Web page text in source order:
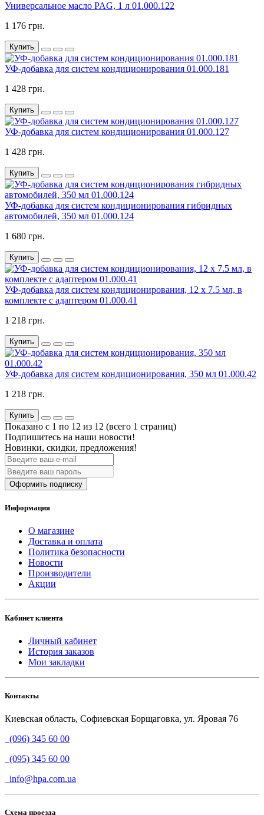
Универсальное масло PAG, 1 л 01.000.122
1 176 грн.
Купить
УФ-добавка для систем кондиционирования 01.000.181
1 428 грн.
Купить
УФ-добавка для систем кондиционирования 01.000.127
1 428 грн.
Купить
УФ-добавка для систем кондиционирования гибридных
автомобилей, 350 мл 01.000.124
1 680 грн.
Купить
УФ-добавка для систем кондиционирования, 12 х 7.5 мл, в
комплекте с адаптером 01.000.41
1 218 грн.
Купить
УФ-добавка для систем кондиционирования, 350 мл 01.000.42
1 218 грн.
Купить
Показано с 1 по 12 из 12 (всего 1 страниц)
Подпишитесь на наши новости!
Новинки, скидки, предложения!
Оформить подписку
Информация
О магазине
Доставка и оплата
Политика безопасности
Новости
Производители
Акции
Кабинет клиента
Личный кабинет
История заказов
Мои закладки
Контакты
Киевская область, Софиевская Борщаговка, ул. Яровая 76
(096) 345 60 00
(095) 345 60 00
info@hpa.com.ua
Схема проезда